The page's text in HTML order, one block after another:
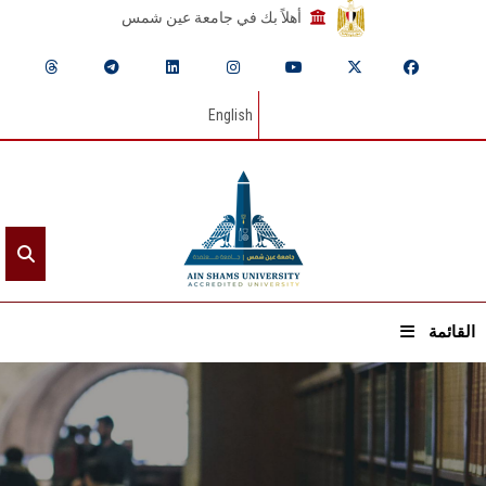
أهلاً بك في جامعة عين شمس
English
القائمة
الرئيسيـة
عن الجامعة